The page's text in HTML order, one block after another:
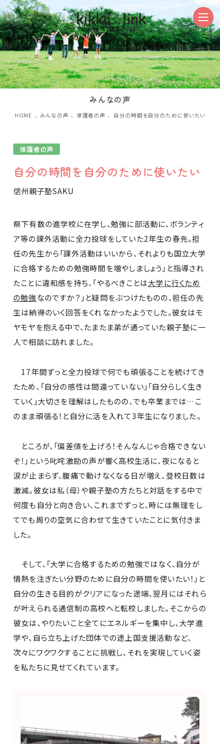
みんなの声
HOME みんなの声 保護者の声 自分の時間を自分のために使いたい
保護者の声
自分の時間を自分のために使いたい
信州親子塾SAKU
県下有数の進学校に在学し、勉強に部活動に、ボランティ
ア等の課外活動に全力投球をしていた2年生の春先。担
任の先生から「課外活動はいいから、それよりも国立大学
に合格するための勉強時間を増やしましょう」と指導され
たことに違和感を持ち、「やるべきことは大学に行くため
の勉強なのですか？」と疑問をぶつけたものの、担任の先
生は納得のいく回答をくれなかったようでした。彼女はモ
ヤモヤを抱える中で、たまたま弟が通っていた親子塾に一
人で相談に訪れました。
17年間ずっと全力投球で何でも頑張ることを続けてき
たため、「自分の感性は間違っていない」「自分らしく生き
ていく」大切さを理解はしたものの、でも卒業までは…こ
のまま頑張る！と自分に活を入れて3年生になりました。
ところが、「偏差値を上げろ！そんなんじゃ合格できない
ぞ！」という叱咤激励の声が響く高校生活に、夜になると
涙が止まらず、腹痛で動けなくなる日が増え、登校日数は
激減。彼女は私（母）や親子塾の方たちと対話をする中で
何度も自分と向き合い、これまでずっと、時には無理をし
てでも周りの空気に合わせて生きていたことに気付きま
した。
そして、「大学に合格するための勉強ではなく、自分が
情熱を注ぎたい分野のために自分の時間を使いたい！」と
自分の生きる目的がクリアになった途端、翌月にはそれら
が叶えられる通信制の高校へと転校しました。そこからの
彼女は、やりたいこと全てにエネルギーを集中し、大学進
学や、自ら立ち上げた団体での途上国支援活動など、
次々にワクワクすることに挑戦し、それを実現していく姿
を私たちに見せてくれています。